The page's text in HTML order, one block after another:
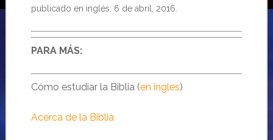
publicado en inglés: 6 de abril, 2016.
PARA MÁS:
Cómo estudiar la Biblia (en ingles)
Acerca de la Biblia